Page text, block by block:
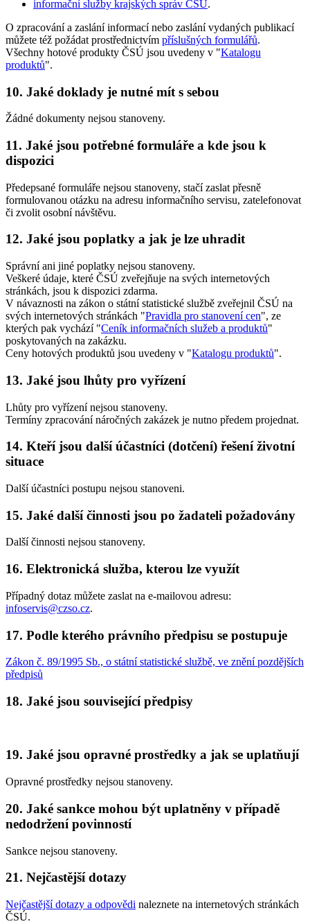
informační služby krajských správ ČSÚ.
O zpracování a zaslání informací nebo zaslání vydaných publikací
můžete též požádat prostřednictvím příslušných formulářů.
Všechny hotové produkty ČSÚ jsou uvedeny v "Katalogu
produktů".
10. Jaké doklady je nutné mít s sebou
Žádné dokumenty nejsou stanoveny.
11. Jaké jsou potřebné formuláře a kde jsou k
dispozici
Předepsané formuláře nejsou stanoveny, stačí zaslat přesně
formulovanou otázku na adresu informačního servisu, zatelefonovat
či zvolit osobní návštěvu.
12. Jaké jsou poplatky a jak je lze uhradit
Správní ani jiné poplatky nejsou stanoveny.
Veškeré údaje, které ČSÚ zveřejňuje na svých internetových
stránkách, jsou k dispozici zdarma.
V návaznosti na zákon o státní statistické službě zveřejnil ČSÚ na
svých internetových stránkách "Pravidla pro stanovení cen", ze
kterých pak vychází "Ceník informačních služeb a produktů"
poskytovaných na zakázku.
Ceny hotových produktů jsou uvedeny v "Katalogu produktů".
13. Jaké jsou lhůty pro vyřízení
Lhůty pro vyřízení nejsou stanoveny.
Termíny zpracování náročných zakázek je nutno předem projednat.
14. Kteří jsou další účastníci (dotčení) řešení životní
situace
Další účastníci postupu nejsou stanoveni.
15. Jaké další činnosti jsou po žadateli požadovány
Další činnosti nejsou stanoveny.
16. Elektronická služba, kterou lze využít
Případný dotaz můžete zaslat na e-mailovou adresu:
infoservis@czso.cz.
17. Podle kterého právního předpisu se postupuje
Zákon č. 89/1995 Sb., o státní statistické službě, ve znění pozdějších
předpisů
18. Jaké jsou související předpisy
19. Jaké jsou opravné prostředky a jak se uplatňují
Opravné prostředky nejsou stanoveny.
20. Jaké sankce mohou být uplatněny v případě
nedodržení povinností
Sankce nejsou stanoveny.
21. Nejčastější dotazy
Nejčastější dotazy a odpovědi naleznete na internetových stránkách
ČSÚ.